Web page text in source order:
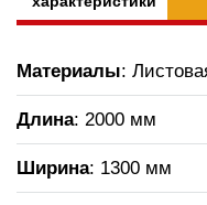
Материалы:
Длина: 2000 мм
Ширина: 1300 мм